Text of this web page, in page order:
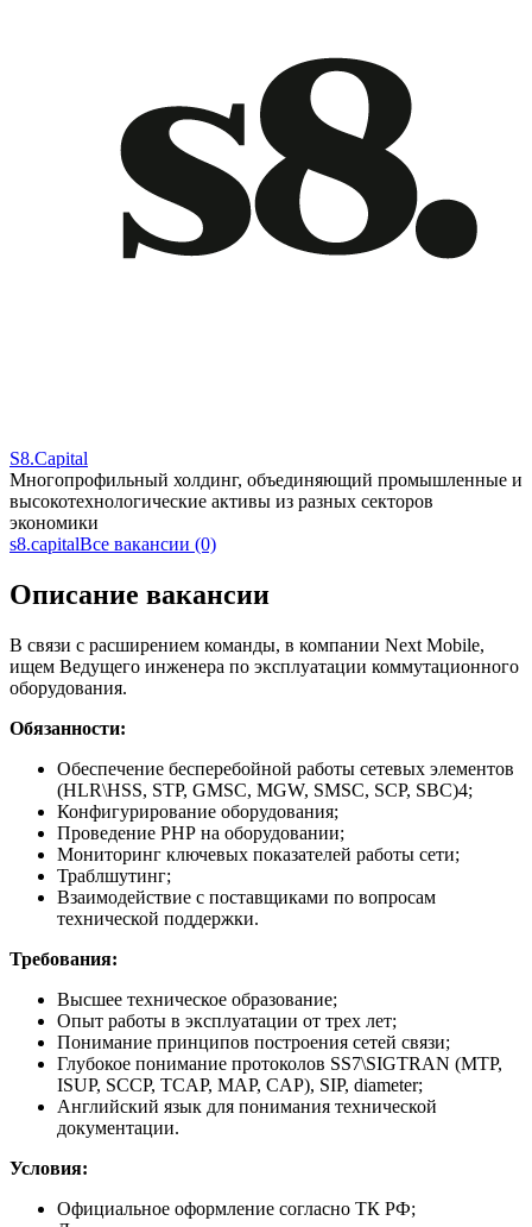
S8.Capital
Многопрофильный холдинг, объединяющий промышленные и
высокотехнологические активы из разных секторов
экономики
s8.capitalВсе вакансии (0)
Описание вакансии
В связи с расширением команды, в компании Next Mobile,
ищем Ведущего инженера по эксплуатации коммутационного
оборудования.
Обязанности:
Обеспечение бесперебойной работы сетевых элементов
(HLR\HSS, STP, GMSC, MGW, SMSC, SCP, SBC)4;
Конфигурирование оборудования;
Проведение РНР на оборудовании;
Мониторинг ключевых показателей работы сети;
Траблшутинг;
Взаимодействие с поставщиками по вопросам
технической поддержки.
Требования:
Высшее техническое образование;
Опыт работы в эксплуатации от трех лет;
Понимание принципов построения сетей связи;
Глубокое понимание протоколов SS7\SIGTRAN (MTP,
ISUP, SCCP, TCAP, MAP, CAP), SIP, diameter;
Английский язык для понимания технической
документации.
Условия:
Официальное оформление согласно ТК РФ;